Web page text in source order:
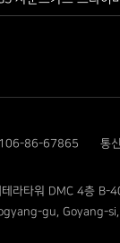
106-86-67865 통
라타워 DMC 4층 B-
gu, Goyang-